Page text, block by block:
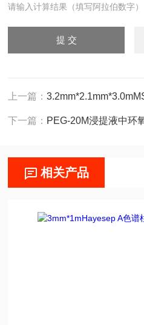
请输入计算结果（填写阿拉伯数字
上一篇：
下一篇： PEG-20M浸提液中环氧
相关产品